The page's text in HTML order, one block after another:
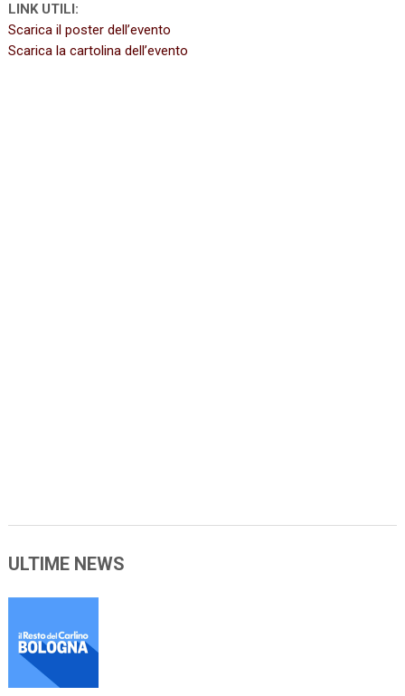
LINK UTILI:
Scarica il poster dell’evento
Scarica la cartolina dell’evento
ULTIME NEWS